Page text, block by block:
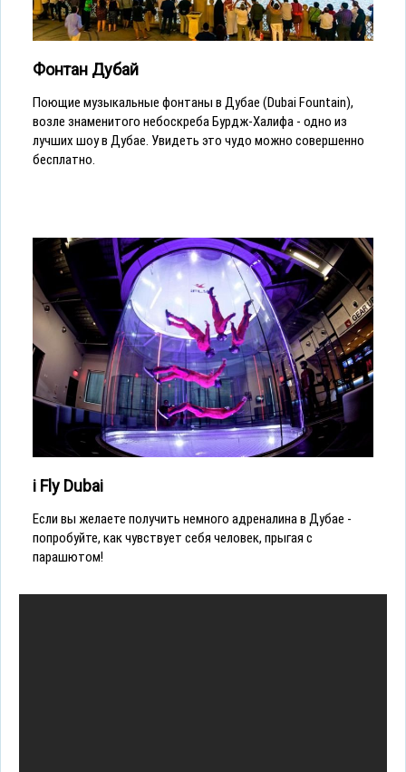
Фонтан Дубай
Поющие музыкальные фонтаны в Дубае (Dubai Fountain),
возле знаменитого небоскреба Бурдж-Халифа - одно из
лучших шоу в Дубае. Увидеть это чудо можно совершенно
бесплатно.
i Fly Dubai
Если вы желаете получить немного адреналина в Дубае -
попробуйте, как чувствует себя человек, прыгая с
парашютом!